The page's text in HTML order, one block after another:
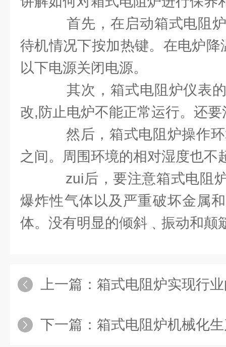
首先，在启动箱式电阻
待机情况下按加热键。在电炉
以下电源关闭电源。
其次，箱式电阻炉仪表
改,防止电炉不能正常运行。还
然后，箱式电阻炉操作
之间。周围环境的相对湿度也不
zui后，要注意箱式电阻
爆炸性气体以及严重破坏金属
体。没有明显的倾斜﹑振动和颠
上一篇： 箱式电阻炉实现行
下一篇： 箱式电阻炉机械化